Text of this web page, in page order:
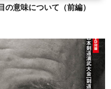
意味について（前編）